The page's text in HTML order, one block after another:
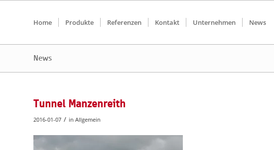
Home Produkte Referenzen Kontakt Unternehmen News
News
Tunnel Manzenreith
2016-01-07 / in Allgemein